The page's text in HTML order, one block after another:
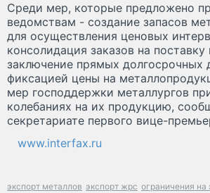
Среди мер, которые предложено
ведомствам - создание запасов
для осуществления ценовых
консолидация заказов на поставку
заключение прямых долгосрочных
фиксацией цены на
мер господдержки металлургов
колебаниях на их продукцию,
секретариате первого вице-
www.interfax.ru
экспорт металлов экспорт жрс ограничения на